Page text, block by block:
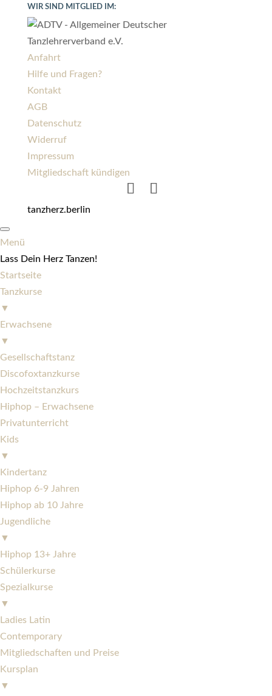
WIR SIND MITGLIED IM:
Anfahrt
Hilfe und Fragen?
Kontakt
AGB
Datenschutz
Widerruf
Impressum
Mitgliedschaft kündigen
tanzherz.berlin
Menü
Lass Dein Herz Tanzen!
Startseite
Tanzkurse
▼
Erwachsene
▼
Gesellschaftstanz
Discofoxtanzkurse
Hochzeitstanzkurs
Hiphop – Erwachsene
Privatunterricht
Kids
▼
Kindertanz
Hiphop 6-9 Jahren
Hiphop ab 10 Jahre
Jugendliche
▼
Hiphop 13+ Jahre
Schülerkurse
Spezialkurse
▼
Ladies Latin
Contemporary
Mitgliedschaften und Preise
Kursplan
▼